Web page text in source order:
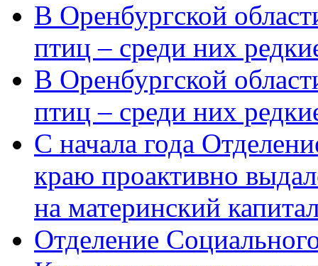
В Оренбургской
птиц – среди них
В Оренбургской
птиц – среди них
С начала года
краю проактивно
на материнский
Отделение